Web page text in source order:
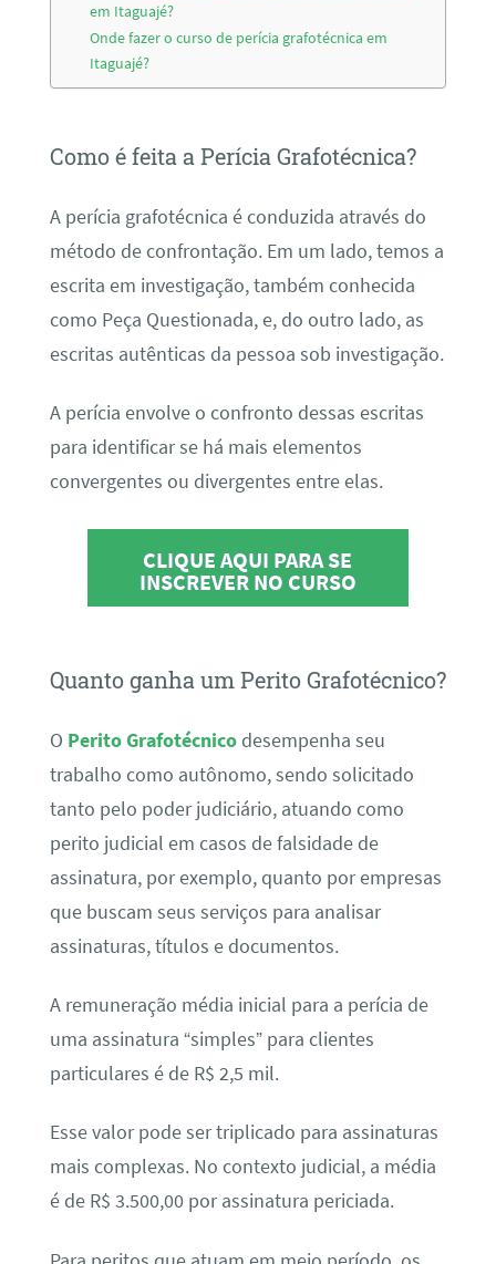
em Itaguajé?
Onde fazer o curso de perícia grafotécnica em
Itaguajé?
Como é feita a Perícia Grafotécnica?
A perícia grafotécnica é conduzida através do
método de confrontação. Em um lado, temos a
escrita em investigação, também conhecida
como Peça Questionada, e, do outro lado, as
escritas autênticas da pessoa sob investigação.
A perícia envolve o confronto dessas escritas
para identificar se há mais elementos
convergentes ou divergentes entre elas.
CLIQUE AQUI PARA SE
INSCREVER NO CURSO
Quanto ganha um Perito Grafotécnico?
O Perito Grafotécnicodesempenha seu
trabalho como autônomo, sendo solicitado
tanto pelo poder judiciário, atuando como
perito judicial em casos de falsidade de
assinatura, por exemplo, quanto por empresas
que buscam seus serviços para analisar
assinaturas, títulos e documentos.
A remuneração média inicial para a perícia de
uma assinatura “simples” para clientes
particulares é de R$ 2,5 mil.
Esse valor pode ser triplicado para assinaturas
mais complexas. No contexto judicial, a média
é de R$ 3.500,00 por assinatura periciada.